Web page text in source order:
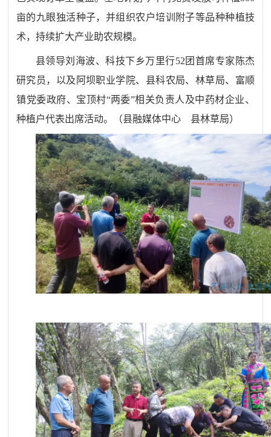
亩的九眼独活种子，并组织农户培训附子等品种种植技
术，持续扩大产业助农规模。
县领导刘海波、科技下乡万里行52 团首席专家陈杰
研究员，以及阿坝职业学院、县科农局、林草局、富顺
镇党委政府、宝顶村“两委”相关负责人及中药材企业、
种植户代表出席活动。
（县融媒体中心 县林草局）